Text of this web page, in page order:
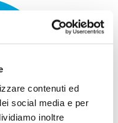
contenuti ed
social media e per
inoltre